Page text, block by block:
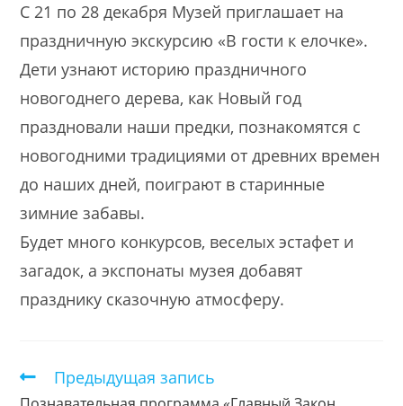
С 21 по 28 декабря Музей приглашает на
праздничную экскурсию «В гости к елочке».
Дети узнают историю праздничного
новогоднего дерева, как Новый год
праздновали наши предки, познакомятся с
новогодними традициями от древних времен
до наших дней, поиграют в старинные
зимние забавы.⠀
Будет много конкурсов, веселых эстафет и
загадок, а экспонаты музея добавят
празднику сказочную атмосферу.
Еще
Предыдущая запись